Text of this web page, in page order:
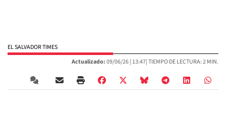
EL SALVADOR TIMES
Actualizado:09/06/26 | 13:47| TIEMPO DE LECTURA: 2 MIN.